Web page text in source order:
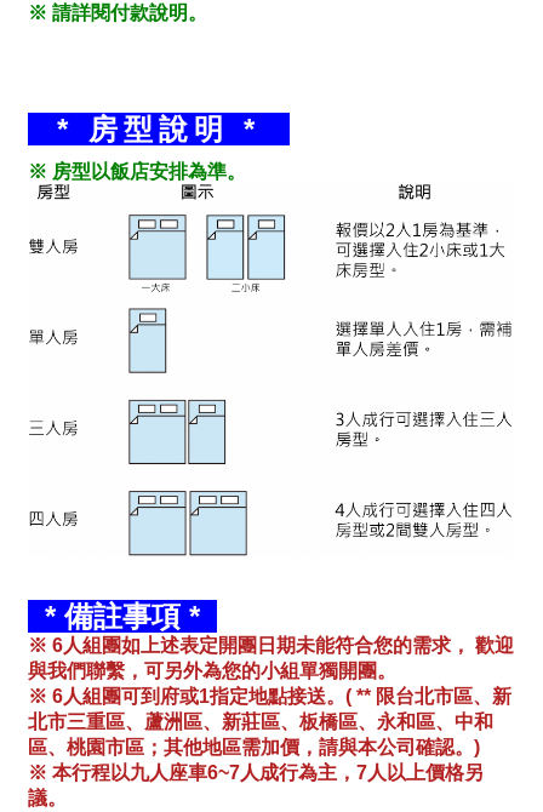
※ 請詳閱付款說明。
* 房型說明 *
※ 房型以飯店安排為準。
* 備註事項 *
※ 6人組團如上述表定開團日期未能符合您的需求， 歡迎
與我們聯繫，可另外為您的小組單獨開團。
※ 6人組團可到府或1指定地點接送。( ** 限台北市區、新
北市三重區、蘆洲區、新莊區、板橋區、永和區、中和
區、桃園市區；其他地區需加價，請與本公司確認。)
※ 本行程以九人座車6~7人成行為主，7人以上價格另
議。